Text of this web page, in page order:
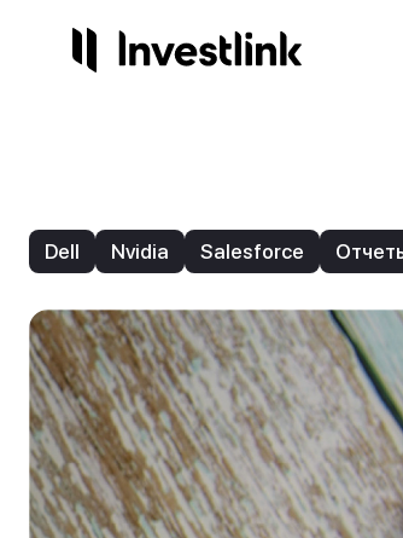
Опционы
Начисления 3.25%
ETF
IPO NEW
Контакты
Dell Nvidia Salesforce